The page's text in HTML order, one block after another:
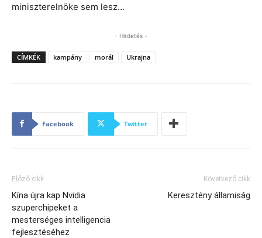
miniszterelnöke sem lesz…
- Hirdetés -
CÍMKÉK kampány morál Ukrajna
Facebook Twitter
Előző cikk
Kína újra kap Nvidia
szuperchipeket a
mesterséges intelligencia
fejlesztéséhez
Következő cikk
Keresztény államiság